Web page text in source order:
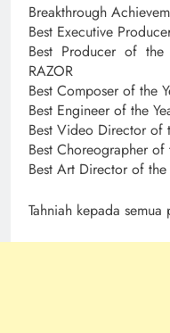
Breakthrough
Best Executive
Best Producer of
RAZOR
Best Composer of the
Best Engineer of the
Best Video Director of
Best Choreographer of
Best Art Director of the
Tahniah kepada semua